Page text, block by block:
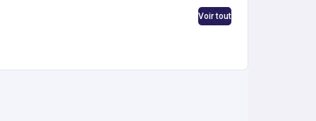
Voir tout